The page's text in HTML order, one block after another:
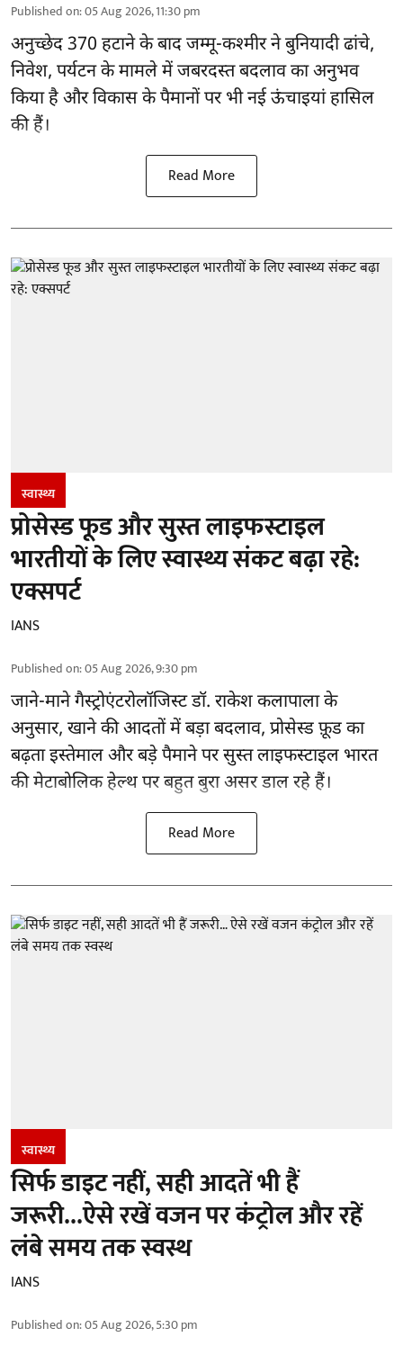
Published on:05 Aug 2026, 11:30 pm
अनुच्छेद 370 हटाने के बादजम्मू-कश्मीर ने बुनियादी ढांचे,
निवेश, पर्यटन के मामले में जबरदस्त बदलाव का अनुभव
किया है और विकास के पैमानों पर भी नई ऊंचाइयां हासिल
की हैं।
Read More
स्वास्थ्य
प्रोसेस्ड फूड और सुस्त लाइफस्टाइल
भारतीयों के लिए स्वास्थ्य संकट बढ़ा रहे:
एक्सपर्ट
IANS
Published on:05 Aug 2026, 9:30 pm
जाने-माने गैस्ट्रोएंटरोलॉजिस्ट डॉ. राकेश कलापाला के
अनुसार, खाने की आदतोंमें बड़ा बदलाव, प्रोसेस्ड फ़ूड का
बढ़ता इस्तेमाल और बड़े पैमाने पर सुस्त लाइफस्टाइल भारत
की मेटाबोलिक हेल्थ पर बहुत बुरा असर डाल रहे हैं।
Read More
स्वास्थ्य
सिर्फ डाइट नहीं, सही आदतें भी हैं
जरूरी...ऐसे रखें वजन पर कंट्रोल और रहें
लंबे समय तक स्वस्थ
IANS
Published on:05 Aug 2026, 5:30 pm